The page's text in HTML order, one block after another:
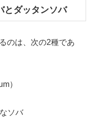
とダッタンソバ
のは、次の2種であ
）
ソバ